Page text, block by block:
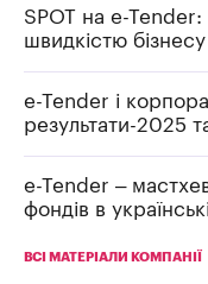
SPOT на e-Tender:
швидкістю бізнесу
e-Tender і
результати-2025
e-Tender –
фондів в
ВСІ МАТЕРІАЛИ КОМПАНІЇ